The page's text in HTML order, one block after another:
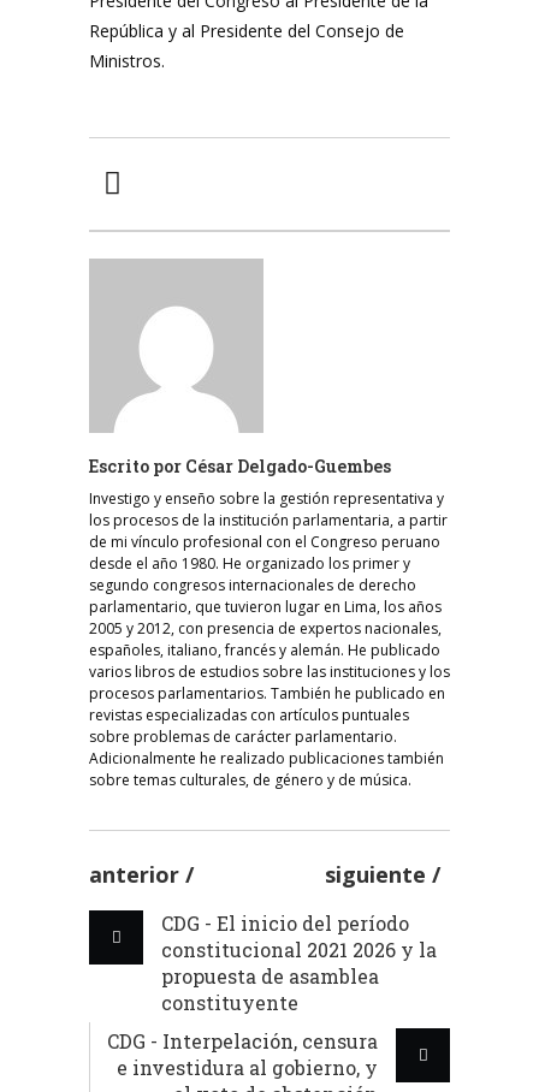
República y al Presidente del Consejo de
Ministros.
Escrito por César Delgado-Guembes
Investigo y enseño sobre la gestión representativa y
los procesos de la institución parlamentaria, a partir
de mi vínculo profesional con el Congreso peruano
desde el año 1980. He organizado los primer y
segundo congresos internacionales de derecho
parlamentario, que tuvieron lugar en Lima, los años
2005 y 2012, con presencia de expertos nacionales,
españoles, italiano, francés y alemán. He publicado
varios libros de estudios sobre las instituciones y los
procesos parlamentarios. También he publicado en
revistas especializadas con artículos puntuales
sobre problemas de carácter parlamentario.
Adicionalmente he realizado publicaciones también
sobre temas culturales, de género y de música.
anterior siguiente
CDG - El inicio del período
constitucional 2021 2026 y la
propuesta de asamblea
constituyente
CDG - Interpelación, censura
e investidura al gobierno, y